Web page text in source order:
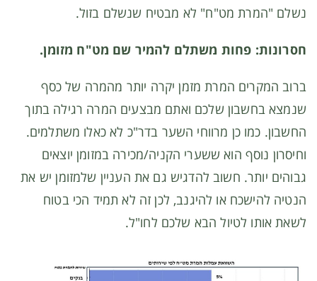
נשלם "המרת מט"ח" לא מבטיח שנשלם בזול.
חסרונות: פחות משתלם להמיר שם מט"ח מזומן.
ברוב המקרים המרת מזמן יקרה יותר מהמרה של כסף
שנמצא בחשבון שלכם ואתם מבצעים המרה רגילה בתוך
החשבון. כמו כן מרווחי השער בדר"כ לא כאלו משתלמים.
וחיסרון נוסף הוא ששערי הקניה/מכירה במזומן יוצאים
גבוהים יותר. חשוב להדגיש גם את העניין שלמזומן יש את
הנטיה להישכח או להיגנב, לכן זה לא תמיד הכי בטוח
לשאת אותו לטיול הבא שלכם לחו"ל.